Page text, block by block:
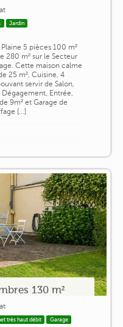
Jardin
5 pièces 100 m²
280 m² sur le Secteur
Cette maison calme
25 m², Cuisine, 4
servir de Salon,
Dégagement, Entrée,
9m² et Garage de
[...]
130 m²
très haut débit Garage